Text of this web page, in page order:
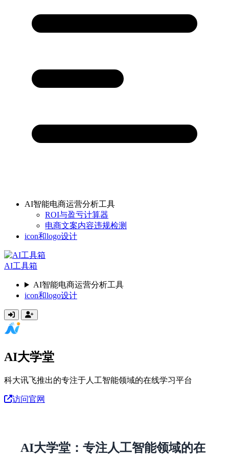
AI智能电商运营分析工具
ROI与盈亏计算器
电商文案内容违规检测
icon和logo设计
AI工具箱
AI智能电商运营分析工具
icon和logo设计
AI大学堂
科大讯飞推出的专注于人工智能领域的在线学习平台
访问官网
AI大学堂：专注人工智能领域的在